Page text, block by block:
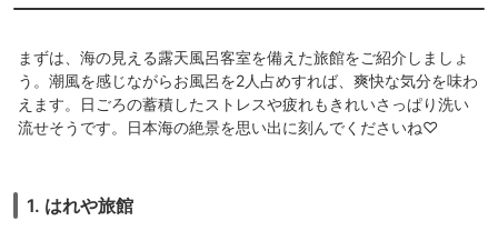
まずは、海の見える露天風呂客室を備えた旅館をご紹介しましょ
う。潮風を感じながらお風呂を2人占めすれば、爽快な気分を味わ
えます。日ごろの蓄積したストレスや疲れもきれいさっぱり洗い
流せそうです。日本海の絶景を思い出に刻んでくださいね♡
1. はれや旅館